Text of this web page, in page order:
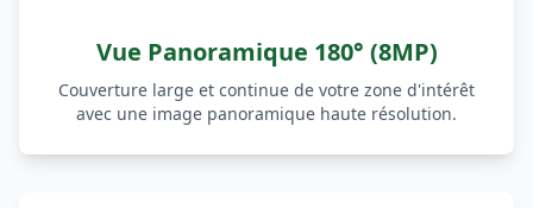
Vue Panoramique 180° (8MP)
Couverture large et continue de votre zone d'intérêt
avec une image panoramique haute résolution.